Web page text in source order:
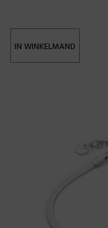
IN WINKELMAND